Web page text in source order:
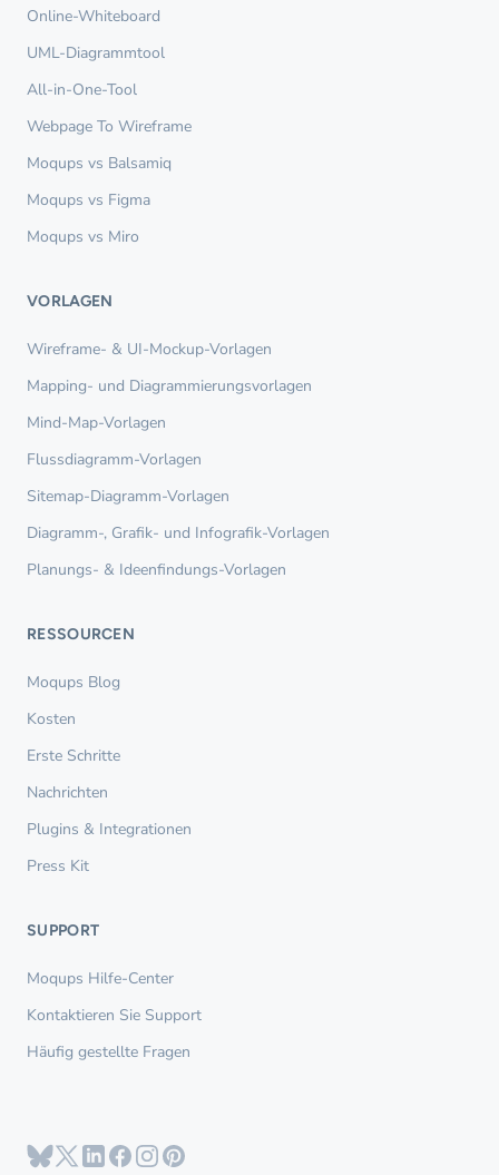
Online-Whiteboard
UML-Diagrammtool
All-in-One-Tool
Webpage To Wireframe
Moqups vs Balsamiq
Moqups vs Figma
Moqups vs Miro
VORLAGEN
Wireframe- & UI-Mockup-Vorlagen
Mapping- und Diagrammierungsvorlagen
Mind-Map-Vorlagen
Flussdiagramm-Vorlagen
Sitemap-Diagramm-Vorlagen
Diagramm-, Grafik- und Infografik-Vorlagen
Planungs- & Ideenfindungs-Vorlagen
RESSOURCEN
Moqups Blog
Kosten
Erste Schritte
Nachrichten
Plugins & Integrationen
Press Kit
SUPPORT
Moqups Hilfe-Center
Kontaktieren Sie Support
Häufig gestellte Fragen